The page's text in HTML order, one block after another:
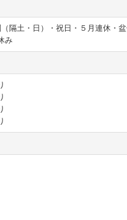
隔土・日）・祝日・５月連休・
み